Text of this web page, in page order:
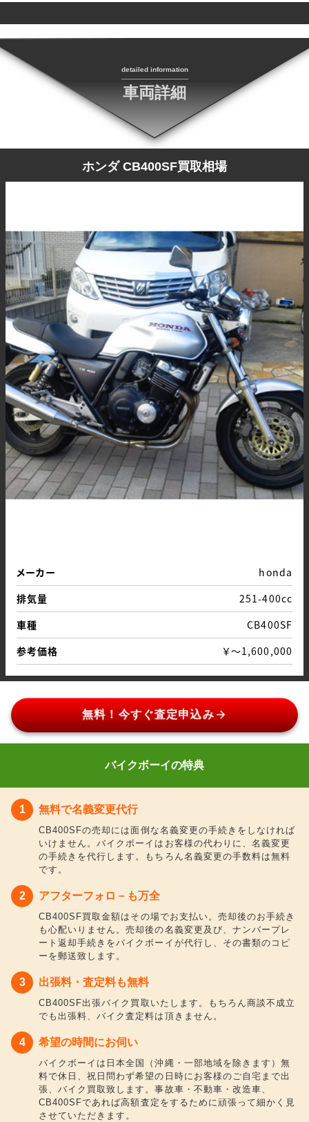
detailed information
車両詳細
ホンダ CB400SF買取相場
メーカー
honda
排気量
251-400cc
車種
CB400SF
参考価格
￥～1,600,000
無料！今すぐ査定申込みarrow_forward
バイクボーイの特典
無料で名義変更代行
CB400SFの売却には面倒な名義変更の手続きをしなければ
いけません。バイクボーイはお客様の代わりに、名義変更
の手続きを代行します。もちろん名義変更の手数料は無料
です。
アフターフォロ－も万全
CB400SF買取金額はその場でお支払い。売却後のお手続き
も心配いりません。売却後の名義変更及び、ナンバープレ
ート返却手続きをバイクボーイが代行し、その書類のコピ
ーを郵送致します。
出張料・査定料も無料
CB400SF出張バイク買取いたします。もちろん商談不成立
でも出張料、バイク査定料は頂きません。
希望の時間にお伺い
バイクボーイは日本全国（沖縄・一部地域を除きます）無
料で休日、祝日問わず希望の日時にお客様のご自宅まで出
張、バイク買取致します。事故車・不動車・改造車、
CB400SFであれば高額査定をするために頑張って細かく見
させていただきます。